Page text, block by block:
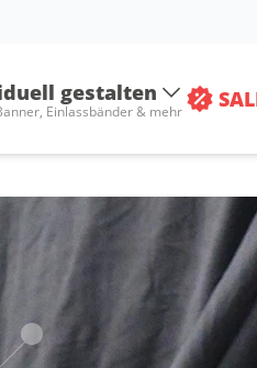
gestalten
Einlassbänder & mehr